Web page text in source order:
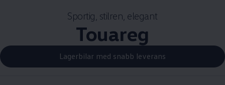
Sportig, stilren, elegant
Touareg
Lagerbilar med snabb leverans